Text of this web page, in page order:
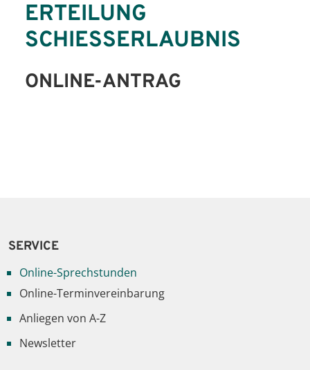
ERTEILUNG
SCHIESSERLAUBNIS
ONLINE-ANTRAG
SERVICE
Online-Sprechstunden
Online-Terminvereinbarung
Anliegen von A-Z
Newsletter